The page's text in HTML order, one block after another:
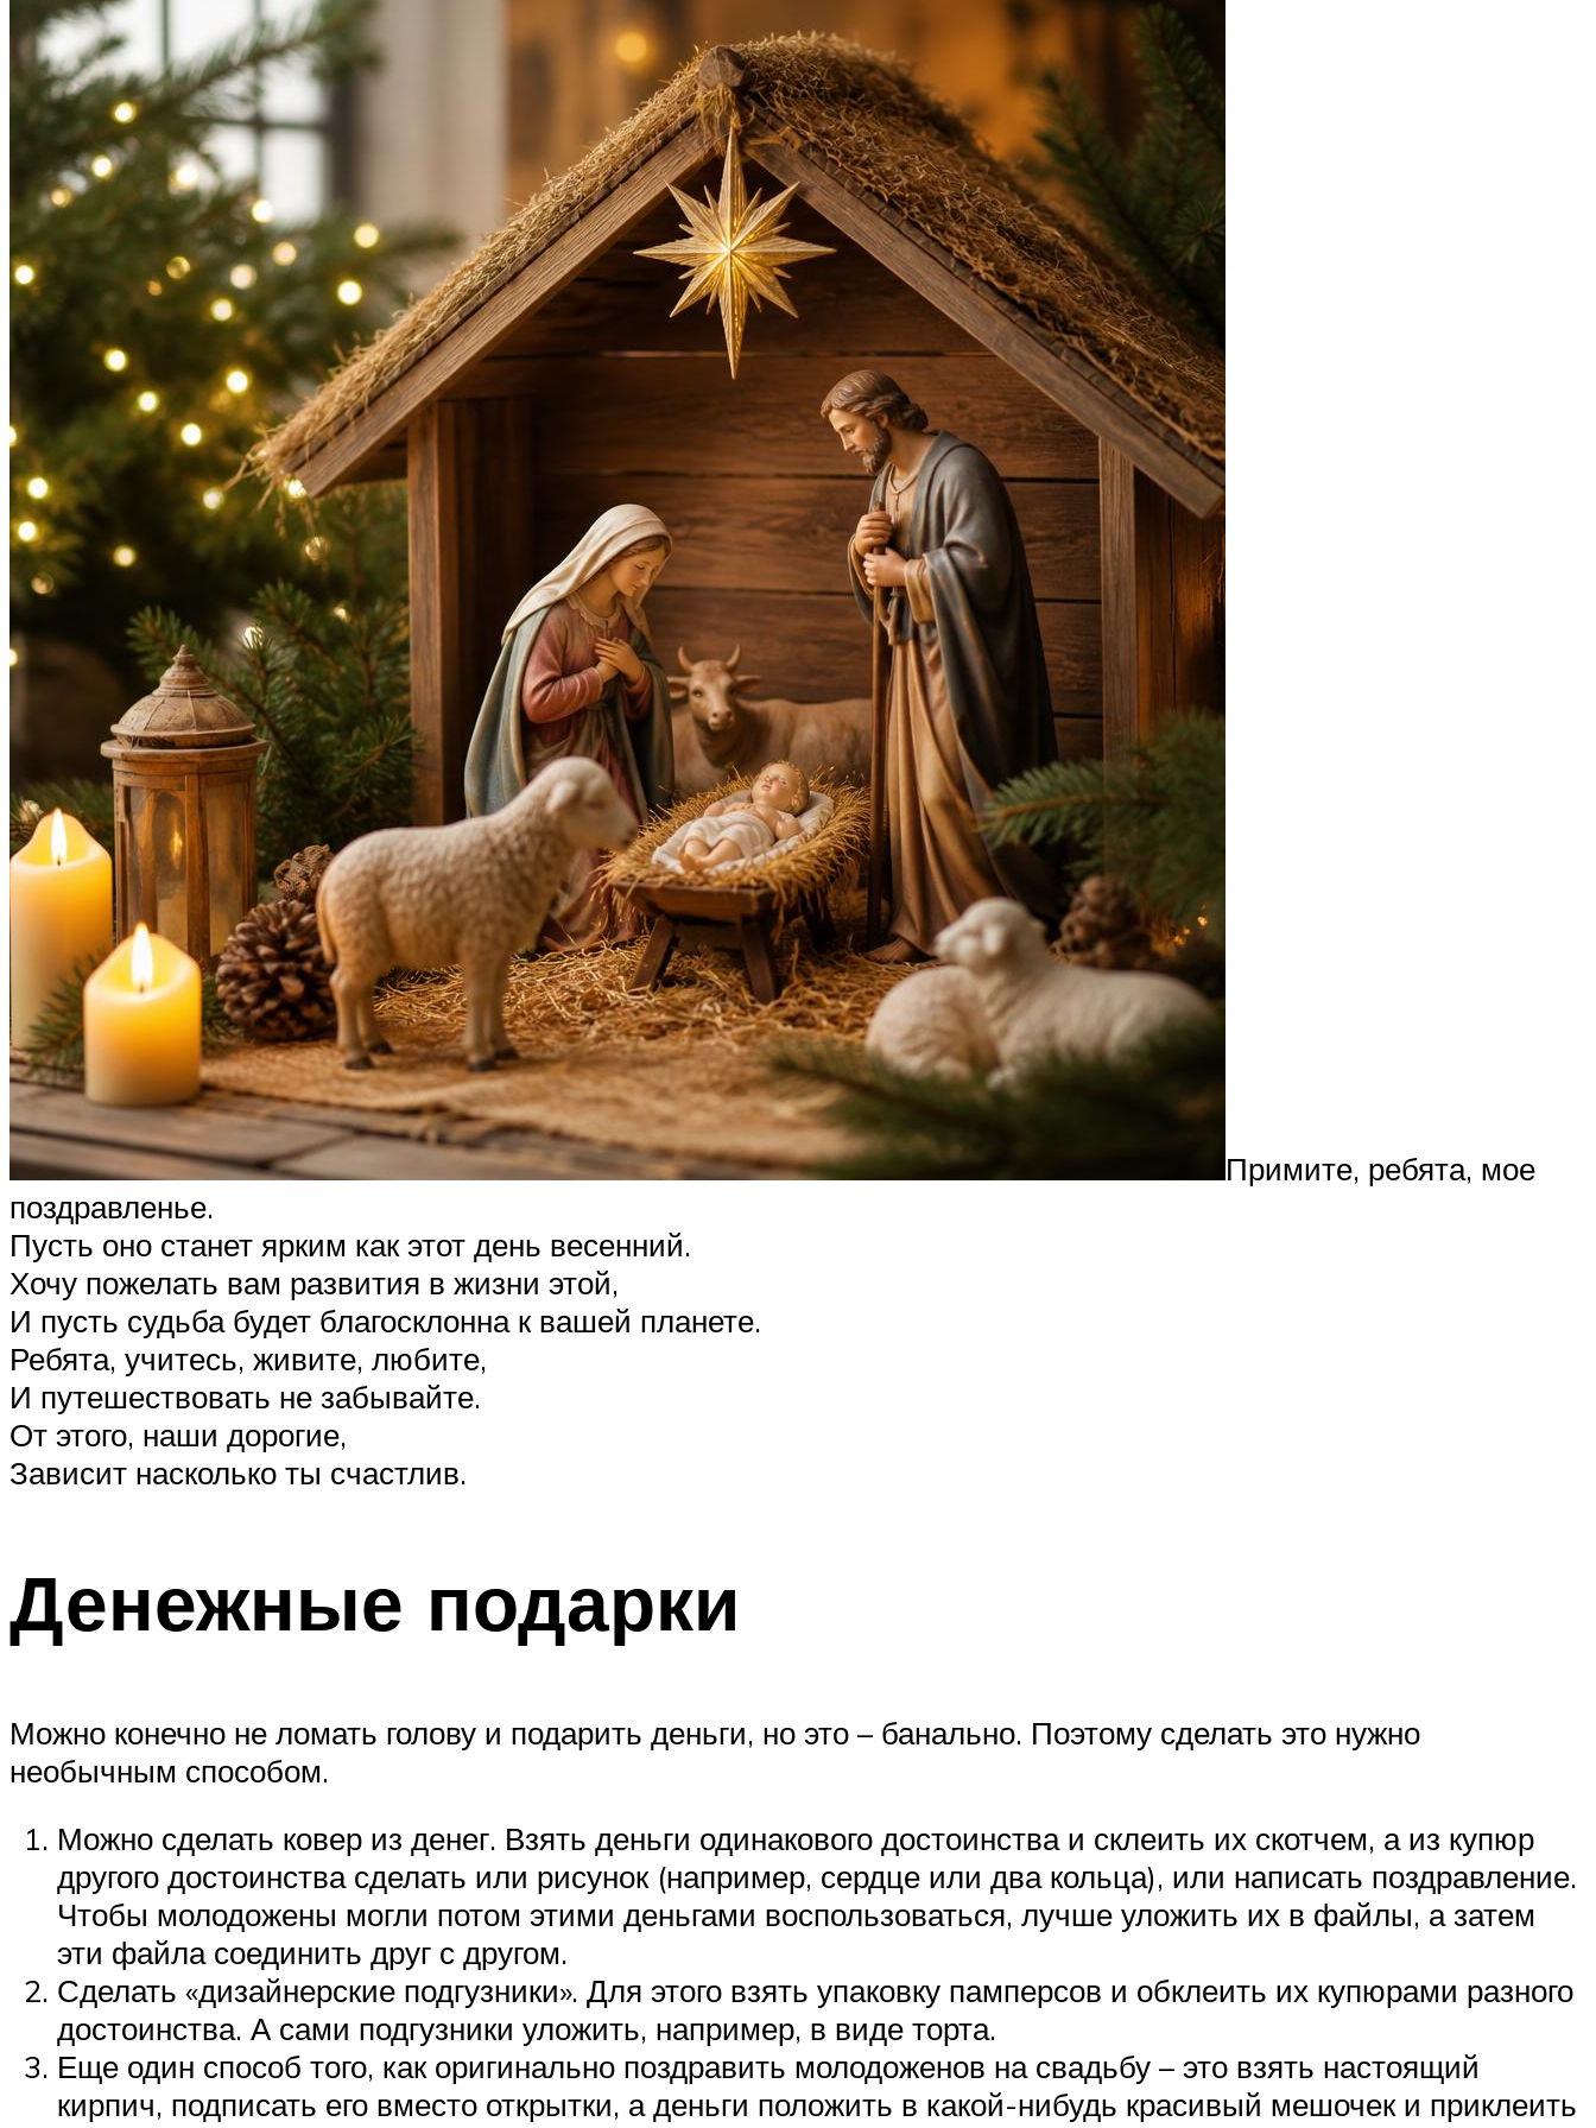
Примите, ребята, мое
поздравленье.
Пусть оно станет ярким как этот день весенний.
Хочу пожелать вам развития в жизни этой,
И пусть судьба будет благосклонна к вашей планете.
Ребята, учитесь, живите, любите,
И путешествовать не забывайте.
От этого, наши дорогие,
Зависит насколько ты счастлив.
Денежные подарки
Можно конечно не ломать голову и подарить деньги, но это – банально. Поэтому сделать это нужно
необычным способом.
Можно сделать ковер из денег. Взять деньги одинакового достоинства и склеить их скотчем, а из купюр
другого достоинства сделать или рисунок (например, сердце или два кольца), или написать поздравление.
Чтобы молодожены могли потом этими деньгами воспользоваться, лучше уложить их в файлы, а затем
эти файла соединить друг с другом.
Сделать «дизайнерские подгузники». Для этого взять упаковку памперсов и обклеить их купюрами разного
достоинства. А сами подгузники уложить, например, в виде торта.
Еще один способ того, как оригинально поздравить молодоженов на свадьбу – это взять настоящий
кирпич, подписать его вместо открытки, а деньги положить в какой-нибудь красивый мешочек и приклеить